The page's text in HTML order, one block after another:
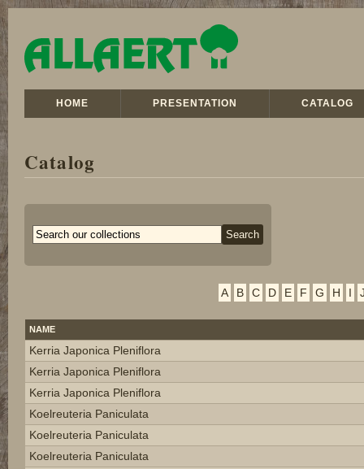
HOME PRESENTATION CATALOG
Catalog
A B C D E F G H I
NAME
Kerria Japonica Pleniflora
Kerria Japonica Pleniflora
Kerria Japonica Pleniflora
Koelreuteria Paniculata
Koelreuteria Paniculata
Koelreuteria Paniculata